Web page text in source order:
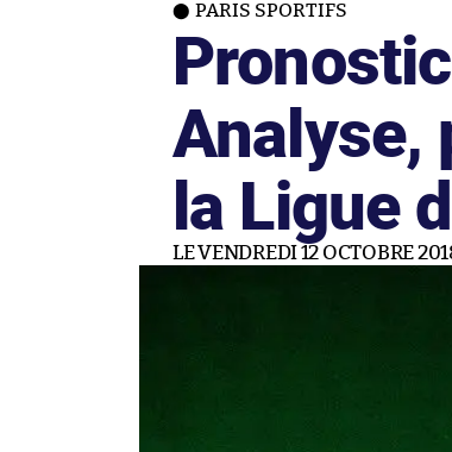
PARIS SPORTIFS
Analyse,
la Ligue
LE VENDREDI 12 OCTOBRE